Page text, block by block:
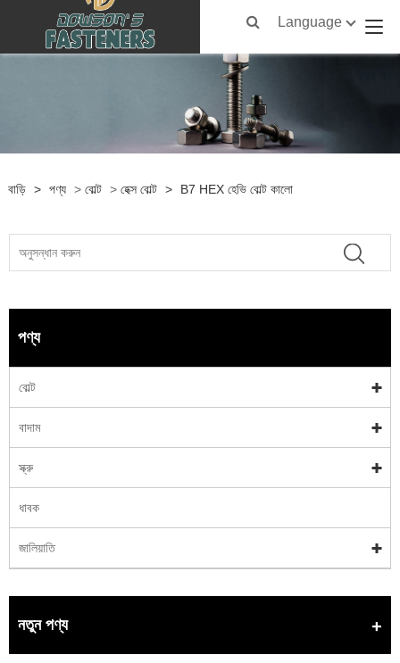
Language
বাড়ি > পণ্য > বোল্ট > হেক্স বোল্ট > B7 HEX হেভি বোল্ট কালো
পণ্য
বোল্ট
বাদাম
স্ক্রু
ধাবক
জালিয়াতি
নতুন পণ্য